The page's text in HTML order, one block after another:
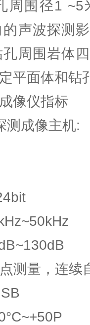
周围径1
声波探测
周围岩体
平面体和钻
像仪指标
测成像主机:
量，连续